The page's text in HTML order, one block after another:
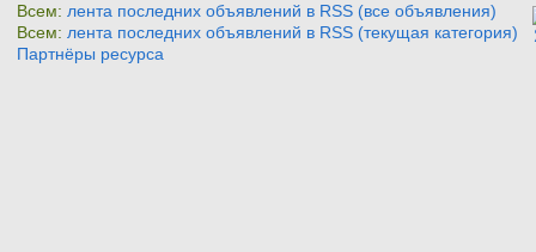
Всем: лента последних объявлений в RSS (все объявления)
Всем: лента последних объявлений в RSS (текущая категория)
Партнёры ресурса